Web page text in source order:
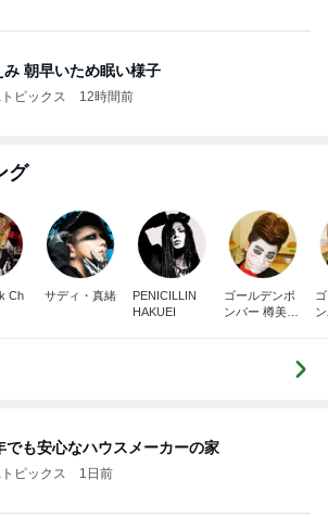
み 朝早いため眠い様子
ピックス 12時間前
グ
Ch
サディ・真緒
PENICILLIN
HAKUEI
ゴールデンボ
ンバー 樽美酒
でも安心なハウスメーカーの家
ピックス 1日前